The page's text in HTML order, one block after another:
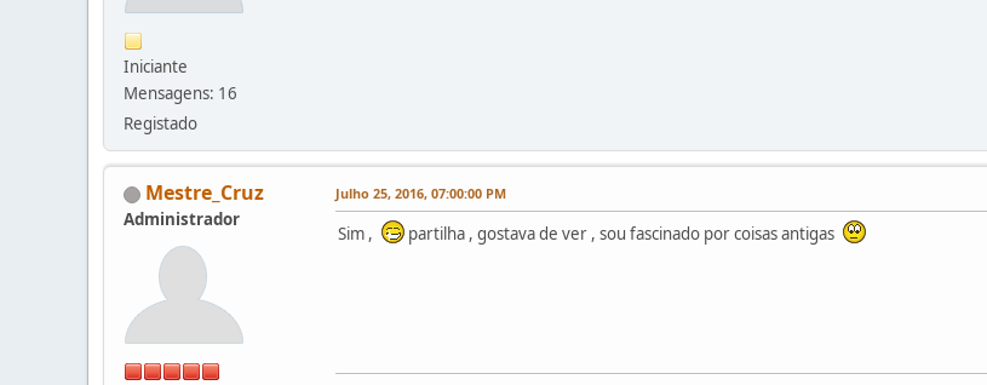
Iniciante
Mensagens: 16
Registado
Mestre_Cruz
Administrador
Julho 25, 2016, 07:00:00 PM
Sim , partilha , gostava de ver , sou fascinado por coisas antigas